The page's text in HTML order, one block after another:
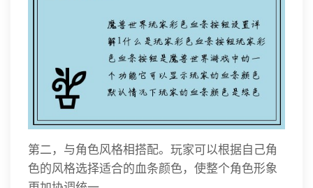
第二，与角色风格相搭配。玩家可以根据自己角
色的风格选择适合的血条颜色，使整个角色形象